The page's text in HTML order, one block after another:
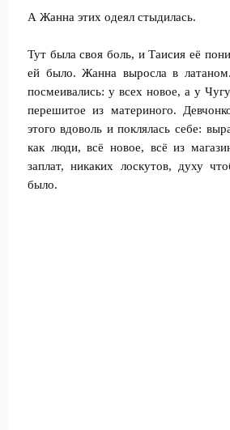
А Жанна этих одеял стыдилась.
Тут была своя боль, и Таисия её
ей было. Жанна выросла в
посмеивались: у всех новое, а у
перешитое из материного.
этого вдоволь и поклялась себе:
как люди, всё новое, всё из
заплат, никаких лоскутов, духу
было.